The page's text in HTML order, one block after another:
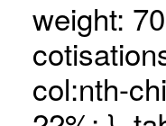
weight:
col:nth-